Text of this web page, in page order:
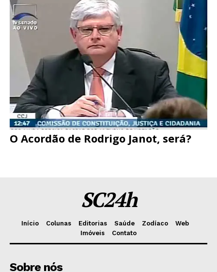
O Acordão de Rodrigo Janot, será?
SC24h
Início Colunas Editorias Saúde Zodíaco
Web
Imóveis
Contato
Sobre nós